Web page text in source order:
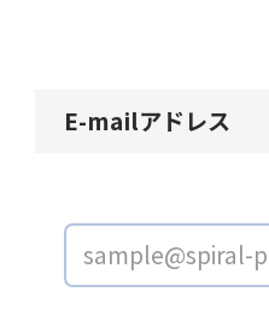
E-mailアドレス